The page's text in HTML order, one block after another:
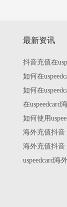
最新资讯
抖音充值在
如何在
如何在
在uspeedcard
如何使用
海外充值抖音
海外充值抖音
uspeedcard海